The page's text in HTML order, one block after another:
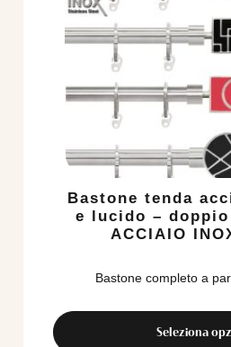
Bastone tenda
e lucido –
ACCIAIO
Bastone completo a
Seleziona